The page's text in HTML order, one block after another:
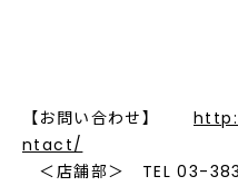
【お問い合わせ】
ntact/
＜店舗部＞ TEL 03-